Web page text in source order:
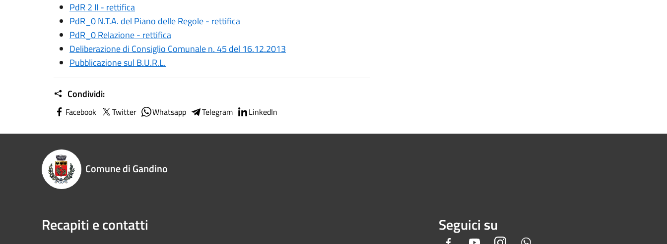
PdR 2 II - rettifica
PdR_0 N.T.A. del Piano delle Regole - rettifica
PdR_0 Relazione - rettifica
Deliberazione di Consiglio Comunale n. 45 del 16.12.2013
Pubblicazione sul B.U.R.L.
Condividi:
Facebook Twitter Whatsapp Telegram LinkedIn
Comune di Gandino
Recapiti e contatti Seguici su